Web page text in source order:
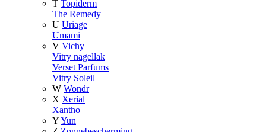
T Topiderm
The Remedy
U Uriage
Umami
V Vichy
Vitry nagellak
Verset Parfums
Vitry Soleil
W Wondr
X Xerial
Xantho
YYun